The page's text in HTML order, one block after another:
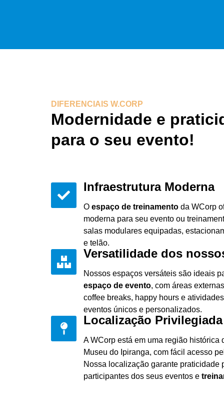
DIFERENCIAIS W.CORP
Modernidade e
para o seu evento!
Infraestrutura Moderna
O espaço de treinamento da WCorp
moderna para seu evento ou
salas modulares equipadas,
e telão.
Versatilidade dos
Nossos espaços versáteis são ideais
espaço de evento, com áreas
coffee breaks, happy hours e
eventos únicos e personalizados.
Localização Privilegiada
A WCorp está em uma região histórica
Museu do Ipiranga, com fácil acesso
Nossa localização garante praticidade
participantes dos seus eventos e